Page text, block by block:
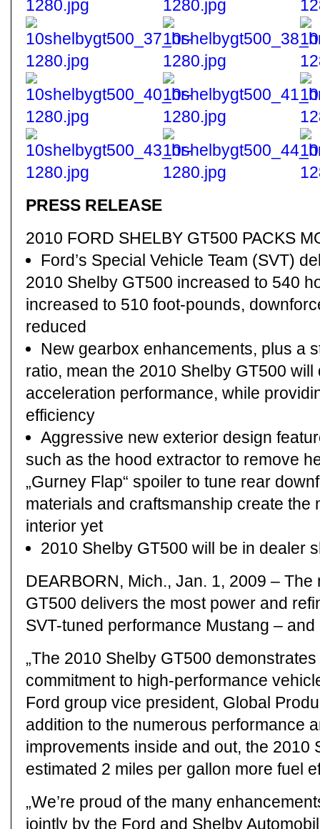
PRESS RELEASE
2010 FORD SHELBY GT500 PACKS
Ford’s Special Vehicle Team (SVT)
2010 Shelby GT500 increased to 540
increased to 510 foot-pounds,
reduced
New gearbox enhancements, plus a
ratio, mean the 2010 Shelby GT500
acceleration performance, while
efficiency
Aggressive new exterior design
such as the hood extractor to remove
„Gurney Flap“ spoiler to tune rear
materials and craftsmanship create the
interior yet
2010 Shelby GT500 will be in dealer
DEARBORN, Mich., Jan. 1, 2009 –
GT500 delivers the most power and
SVT-tuned performance Mustang –
„The 2010 Shelby GT500
commitment to high-performance
Ford group vice president, Global
addition to the numerous performance
improvements inside and out, the 2010
estimated 2 miles per gallon more fuel
„We’re proud of the many
jointly by the Ford and Shelby